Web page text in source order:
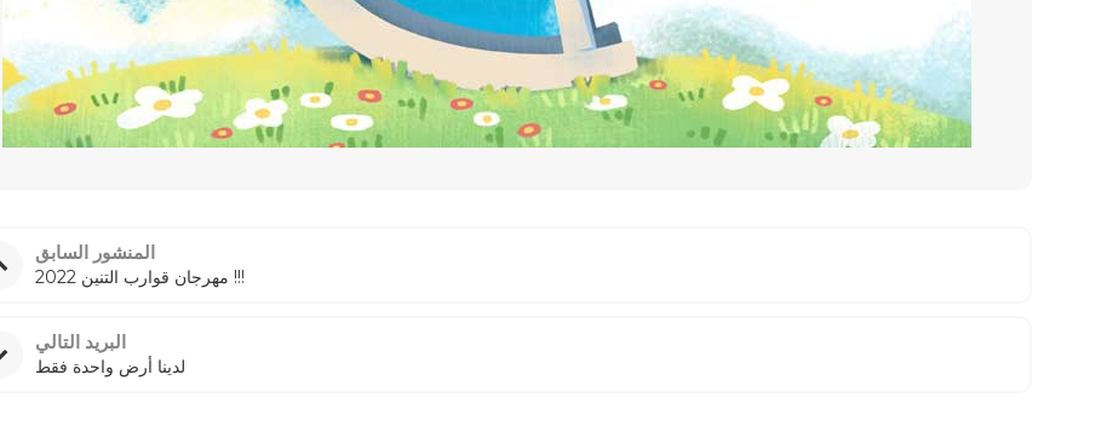
المنشور السابق
مهرجان قوارب التنين 2022 !!!
البريد التالي
لدينا أرض واحدة فقط